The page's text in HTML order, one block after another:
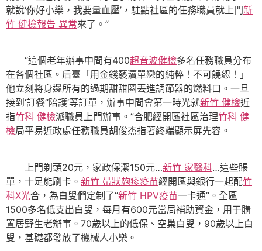
就說‘你好小樂，我要量血壓’，駐點社區的任務職員就上門新
竹 健檢報告 異常來了。”
“這個老年辦事中間有400超音波健檢多名任務職員分布
在各個社區。后臺「用金錢褻瀆單戀的純粹！不可饒恕！」
他立刻將身邊所有的過期甜甜圈丟進調節器的燃料口。一旦
接到‘訂餐’‘陪護’等訂單，辦事中間會第一時光就新竹 健檢近
指竹科 健檢派職員上門辦事。”合肥經開區社區治理竹科 健
檢局平易近政處任務職員胡俊杰指著終端顯示屏先容。
上門剃頭20元，家政保潔150元…新竹 家醫科…這些賬
單，十足能刷卡。 新竹 帶狀皰疹疫苗經開區與銀行一起配竹
科X光合，為白叟們定制了“新竹 HPV疫苗一卡通”。全區
1500多名低支出白叟，每月有600元當局補助資金，用于購
置居野生老辦事。70歲以上的低保、空巢白叟，90歲以上白
叟，基礎都發放了機械人小樂。